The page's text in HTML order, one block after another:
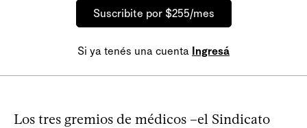
Suscribite por $255/mes
Si ya tenés una cuenta Ingresá
Los tres gremios de médicos –el Sindicato